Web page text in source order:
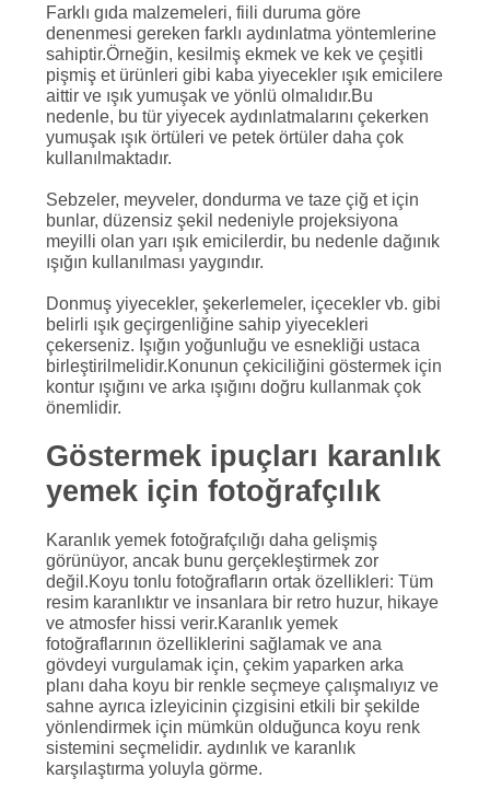
Farklı gıda malzemeleri, fiili duruma göre
denenmesi gereken farklı aydınlatma yöntemlerine
sahiptir.Örneğin, kesilmiş ekmek ve kek ve çeşitli
pişmiş et ürünleri gibi kaba yiyecekler ışık emicilere
aittir ve ışık yumuşak ve yönlü olmalıdır.Bu
nedenle, bu tür yiyecek aydınlatmalarını çekerken
yumuşak ışık örtüleri ve petek örtüler daha çok
kullanılmaktadır.
Sebzeler, meyveler, dondurma ve taze çiğ et için
bunlar, düzensiz şekil nedeniyle projeksiyona
meyilli olan yarı ışık emicilerdir, bu nedenle dağınık
ışığın kullanılması yaygındır.
Donmuş yiyecekler, şekerlemeler, içecekler vb. gibi
belirli ışık geçirgenliğine sahip yiyecekleri
çekerseniz. Işığın yoğunluğu ve esnekliği ustaca
birleştirilmelidir.Konunun çekiciliğini göstermek için
kontur ışığını ve arka ışığını doğru kullanmak çok
önemlidir.
Göstermek ipuçları karanlık
yemek için fotoğrafçılık
Karanlık yemek fotoğrafçılığı daha gelişmiş
görünüyor, ancak bunu gerçekleştirmek zor
değil.Koyu tonlu fotoğrafların ortak özellikleri: Tüm
resim karanlıktır ve insanlara bir retro huzur, hikaye
ve atmosfer hissi verir.Karanlık yemek
fotoğraflarının özelliklerini sağlamak ve ana
gövdeyi vurgulamak için, çekim yaparken arka
planı daha koyu bir renkle seçmeye çalışmalıyız ve
sahne ayrıca izleyicinin çizgisini etkili bir şekilde
yönlendirmek için mümkün olduğunca koyu renk
sistemini seçmelidir. aydınlık ve karanlık
karşılaştırma yoluyla görme.